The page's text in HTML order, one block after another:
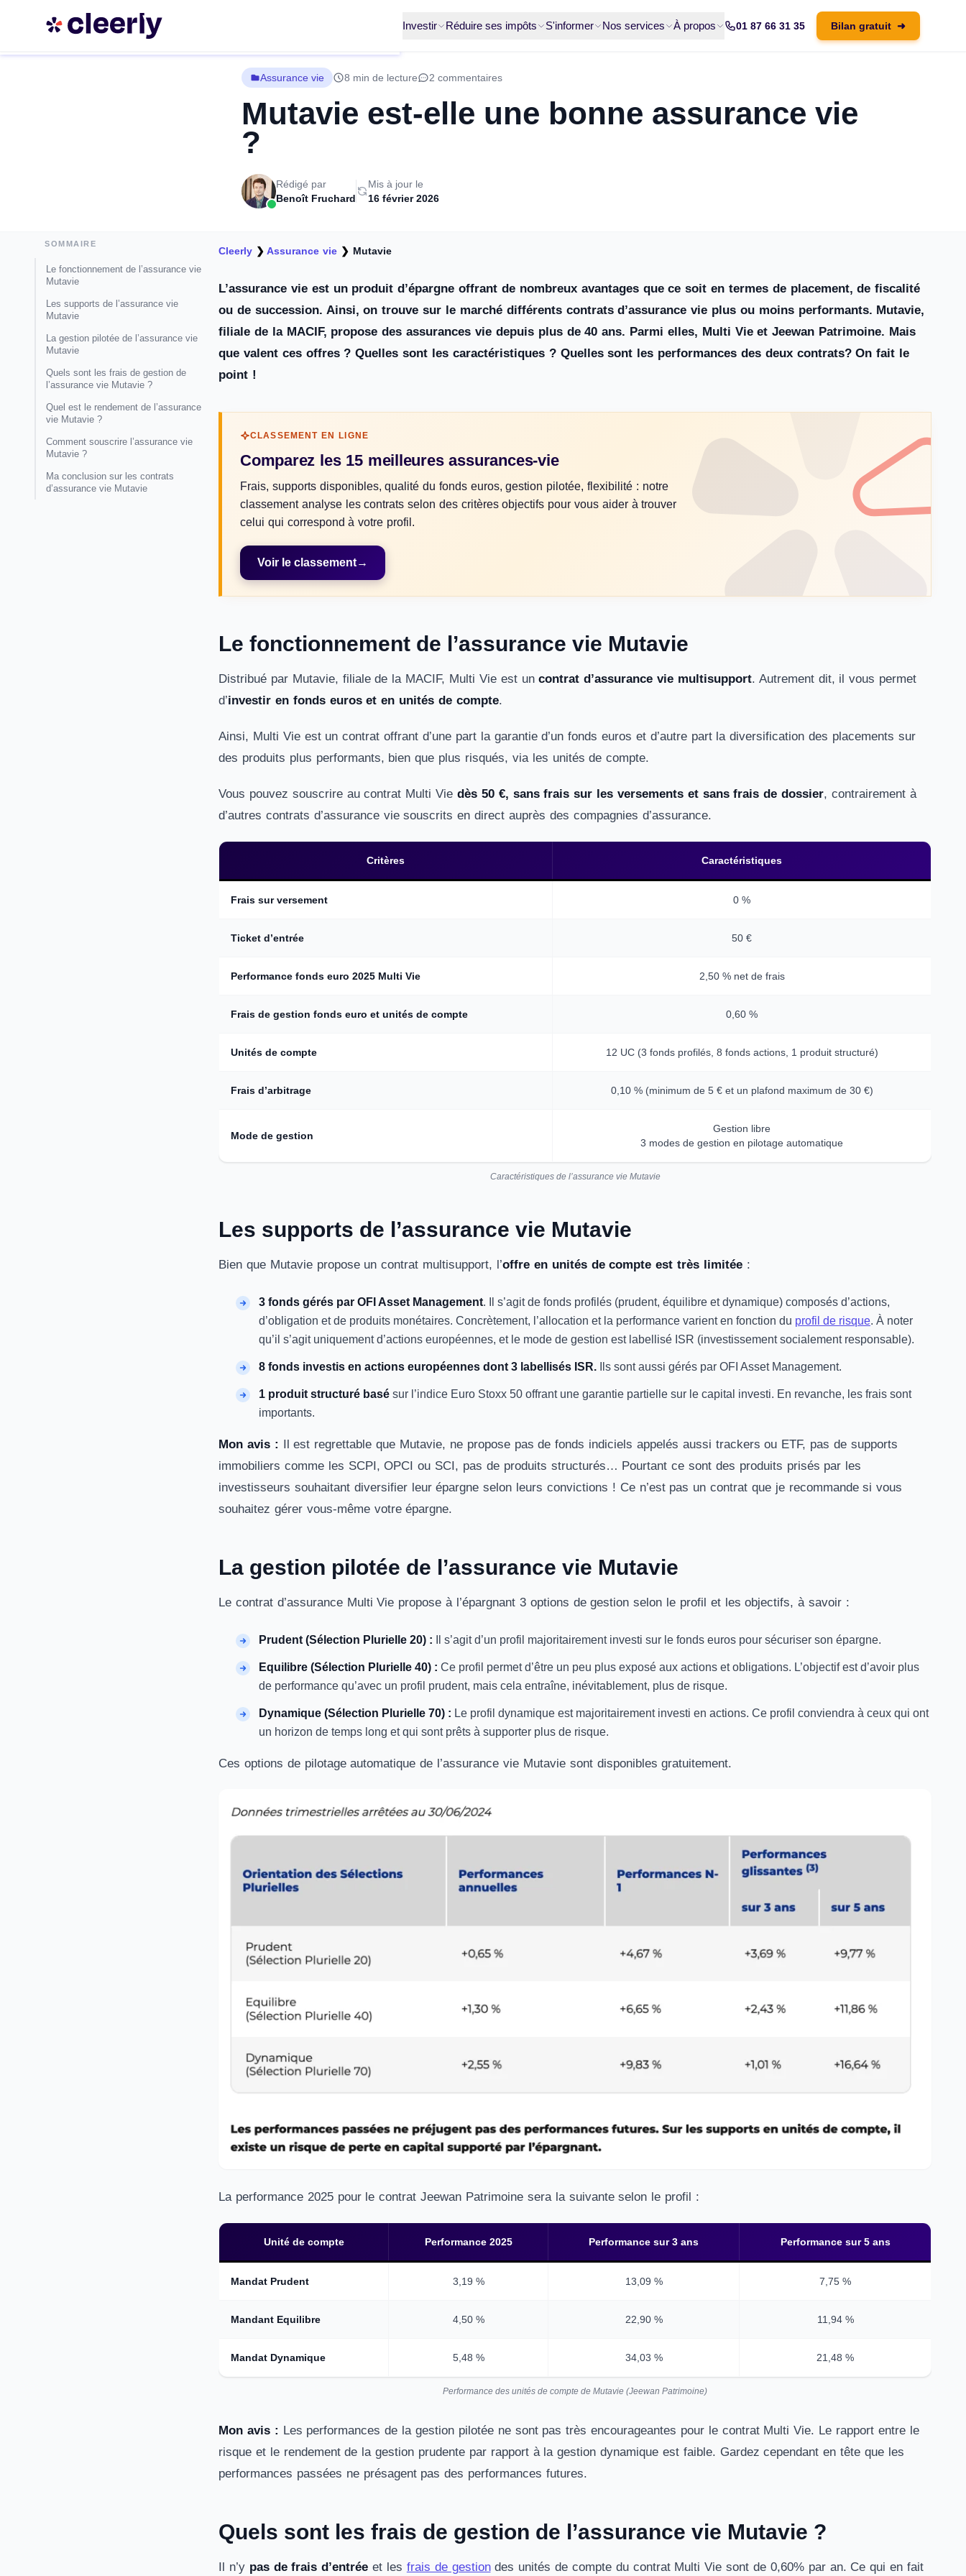
Investir Réduire ses impôts S'informer Nos services À propos 01 87 66 31 35 Bilan gratuit ➜
Assurance vie 8 min de lecture 2 commentaires
Mutavie est-elle une bonne assurance vie
?
Rédigé par
Benoît Fruchard
Mis à jour le
16 février 2026
SOMMAIRE
Le fonctionnement de l’assurance vie
Mutavie
Les supports de l’assurance vie
Mutavie
La gestion pilotée de l’assurance vie
Mutavie
Quels sont les frais de gestion de
l’assurance vie Mutavie ?
Quel est le rendement de l’assurance
vie Mutavie ?
Comment souscrire l’assurance vie
Mutavie ?
Ma conclusion sur les contrats
d’assurance vie Mutavie
Cleerly ❯Assurance vie ❯ Mutavie
L’assurance vie est un produit d’épargne offrant de nombreux avantages que ce soit en termes de placement, de fiscalité
ou de succession. Ainsi, on trouve sur le marché différents contrats d’assurance vie plus ou moins performants. Mutavie,
filiale de la MACIF, propose des assurances vie depuis plus de 40 ans. Parmi elles, Multi Vie et Jeewan Patrimoine. Mais
que valent ces offres ? Quelles sont les caractéristiques ? Quelles sont les performances des deux contrats? On fait le
point !
CLASSEMENT EN LIGNE
Comparez les 15 meilleures assurances-vie
Frais, supports disponibles, qualité du fonds euros, gestion pilotée, flexibilité : notre
classement analyse les contrats selon des critères objectifs pour vous aider à trouver
celui qui correspond à votre profil.
Voir le classement→
Le fonctionnement de l’assurance vie Mutavie
Distribué par Mutavie, filiale de la MACIF, Multi Vie est uncontrat d’assurance vie multisupport. Autrement dit, il vous permet
d’investir en fonds euros et en unités de compte.
Ainsi, Multi Vie est un contrat offrant d’une part la garantie d’un fonds euros et d’autre part la diversification des placements sur
des produits plus performants, bien que plus risqués, via les unités de compte.
Vous pouvez souscrire au contrat Multi Vie dès 50 €, sans frais sur les versements et sans frais de dossier, contrairement à
d’autres contrats d’assurance vie souscrits en direct auprès des compagnies d’assurance.
Critères Caractéristiques
Frais sur versement 0 %
Ticket d’entrée 50 €
Performance fonds euro 2025 Multi Vie 2,50 % net de frais
Frais de gestion fonds euro et unités de compte 0,60 %
Unités de compte 12 UC (3 fonds profilés, 8 fonds actions, 1 produit structuré)
Frais d’arbitrage 0,10 % (minimum de 5 € et un plafond maximum de 30 €)
Mode de gestion
Gestion libre
3 modes de gestion en pilotage automatique
Caractéristiques de l’assurance vie Mutavie
Les supports de l’assurance vie Mutavie
Bien que Mutavie propose un contrat multisupport, l’offre en unités de compte est très limitée:
3 fonds gérés par OFI Asset Management. Il s’agit de fonds profilés (prudent, équilibre et dynamique) composés d’actions,
d’obligation et de produits monétaires. Concrètement, l’allocation et la performance varient en fonction du profil de risque. À noter
qu’il s’agit uniquement d’actions européennes, et le mode de gestion est labellisé ISR (investissement socialement responsable).
8 fonds investis en actions européennes dont 3 labellisés ISR. Ils sont aussi gérés par OFI Asset Management.
1 produit structuré basé sur l’indice Euro Stoxx 50 offrant une garantie partielle sur le capital investi. En revanche, les frais sont
importants.
Mon avis : Il est regrettable que Mutavie, ne propose pas de fonds indiciels appelés aussi trackers ou ETF, pas de supports
immobiliers comme les SCPI, OPCI ou SCI, pas de produits structurés… Pourtant ce sont des produits prisés par les
investisseurs souhaitant diversifier leur épargne selon leurs convictions ! Ce n’est pas un contrat que je recommande si vous
souhaitez gérer vous-même votre épargne.
La gestion pilotée de l’assurance vie Mutavie
Le contrat d’assurance Multi Vie propose à l’épargnant 3 options de gestion selon le profil et les objectifs, à savoir :
Prudent (Sélection Plurielle 20) : Il s’agit d’un profil majoritairement investi sur le fonds euros pour sécuriser son épargne.
Equilibre (Sélection Plurielle 40) : Ce profil permet d’être un peu plus exposé aux actions et obligations. L’objectif est d’avoir plus
de performance qu’avec un profil prudent, mais cela entraîne, inévitablement, plus de risque.
Dynamique (Sélection Plurielle 70) : Le profil dynamique est majoritairement investi en actions. Ce profil conviendra à ceux qui ont
un horizon de temps long et qui sont prêts à supporter plus de risque.
Ces options de pilotage automatique de l’assurance vie Mutavie sont disponibles gratuitement.
La performance 2025 pour le contrat Jeewan Patrimoine sera la suivante selon le profil :
Unité de compte Performance 2025 Performance sur 3 ans Performance sur 5 ans
Mandat Prudent 3,19 % 13,09 % 7,75 %
Mandant Equilibre 4,50 % 22,90 % 11,94 %
Mandat Dynamique 5,48 % 34,03 % 21,48 %
Performance des unités de compte de Mutavie (Jeewan Patrimoine)
Mon avis : Les performances de la gestion pilotée ne sont pas très encourageantes pour le contrat Multi Vie. Le rapport entre le
risque et le rendement de la gestion prudente par rapport à la gestion dynamique est faible. Gardez cependant en tête que les
performances passées ne présagent pas des performances futures.
Quels sont les frais de gestion de l’assurance vie Mutavie ?
Il n’y pas de frais d’entrée et les frais de gestiondes unités de compte du contrat Multi Vie sont de 0,60% par an. Ce qui en fait